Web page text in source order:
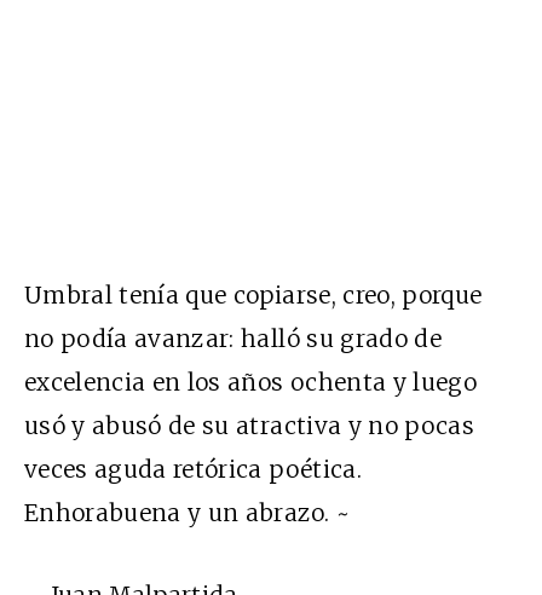
Umbral tenía que copiarse, creo, porque
no podía avanzar: halló su grado de
excelencia en los años ochenta y luego
usó y abusó de su atractiva y no pocas
veces aguda retórica poética.
Enhorabuena y un abrazo. ~